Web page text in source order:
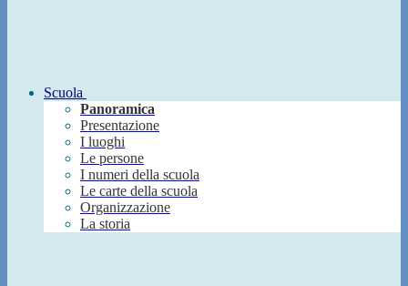
Scuola
Panoramica
Presentazione
I luoghi
Le persone
I numeri della scuola
Le carte della scuola
Organizzazione
La storia